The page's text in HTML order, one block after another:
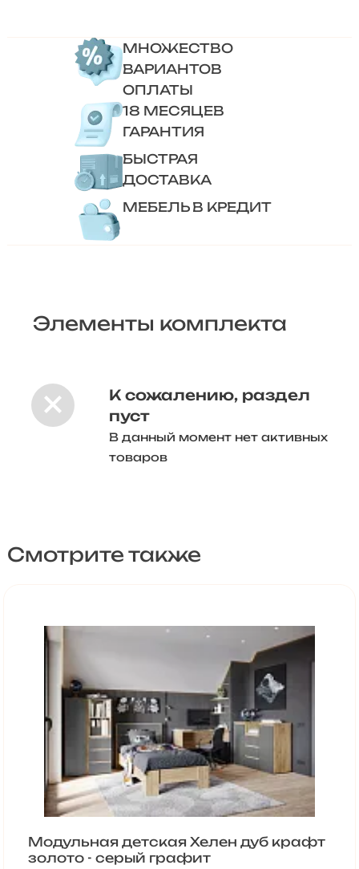
МНОЖЕСТВО
ВАРИАНТОВ
ОПЛАТЫ
18 МЕСЯЦЕВ
ГАРАНТИЯ
БЫСТРАЯ
ДОСТАВКА
МЕБЕЛЬ В КРЕДИТ
Элементы комплекта
К сожалению, раздел
пуст
В данный момент нет активных
товаров
Смотрите также
Модульная детская Хелен дуб крафт
золото - серый графит